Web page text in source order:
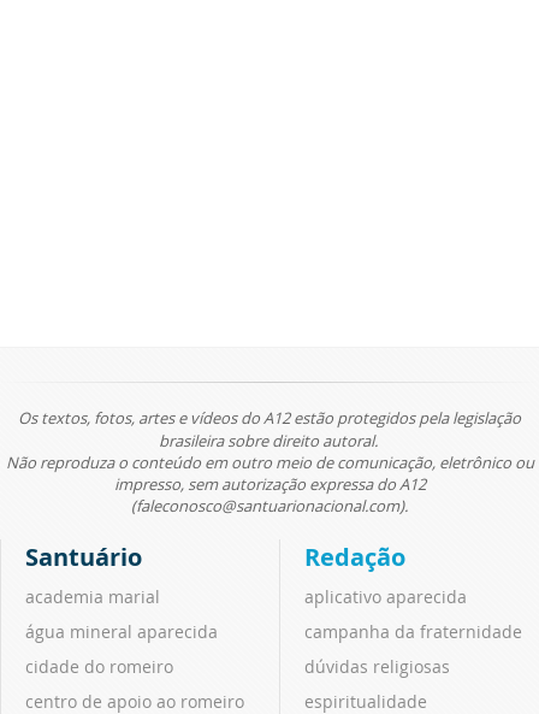
Os textos, fotos, artes e vídeos do A12 estão protegidos pela legislação
brasileira sobre direito autoral.
Não reproduza o conteúdo em outro meio de comunicação, eletrônico ou
impresso, sem autorização expressa do A12
(faleconosco@santuarionacional.com).
Santuário
academia marial
água mineral aparecida
cidade do romeiro
centro de apoio ao romeiro
Redação
aplicativo aparecida
campanha da fraternidade
dúvidas religiosas
espiritualidade